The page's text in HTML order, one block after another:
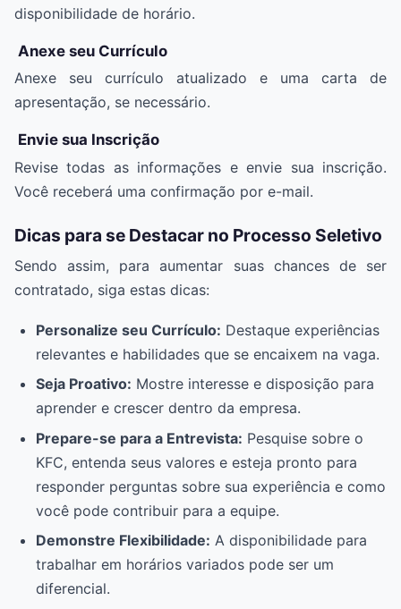
disponibilidade de horário.
Anexe seu Currículo
Anexe seu currículo atualizado e uma carta de
apresentação, se necessário.
Envie sua Inscrição
Revise todas as informações e envie sua inscrição.
Você receberá uma confirmação por e-mail.
Dicas para se Destacar no Processo Seletivo
Sendo assim, para aumentar suas chances de ser
contratado, siga estas dicas:
Personalize seu Currículo: Destaque experiências
relevantes e habilidades que se encaixem na vaga.
Seja Proativo: Mostre interesse e disposição para
aprender e crescer dentro da empresa.
Prepare-se para a Entrevista: Pesquise sobre o
KFC, entenda seus valores e esteja pronto para
responder perguntas sobre sua experiência e como
você pode contribuir para a equipe.
Demonstre Flexibilidade: A disponibilidade para
trabalhar em horários variados pode ser um
diferencial.